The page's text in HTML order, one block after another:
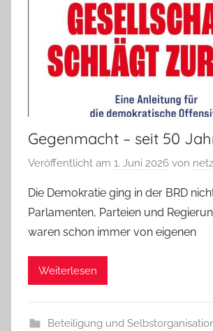
Gegenmacht – seit 50
Veröffentlicht am 1. Juni 2026 von
Die Demokratie ging in der BRD
Parlamenten, Parteien und
waren schon immer von eigenen
Weiterlesen
Beteiligung und